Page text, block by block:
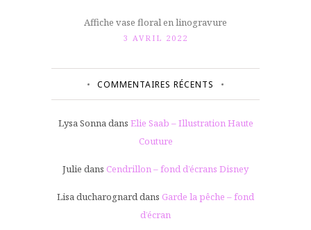
Affiche vase floral en linogravure
3 AVRIL 2022
COMMENTAIRES RÉCENTS
Lysa Sonnadans Elie Saab – Illustration Haute
Couture
Julie dans Cendrillon – fond d’écrans Disney
Lisa ducharognarddans Garde la pêche – fond
d’écran